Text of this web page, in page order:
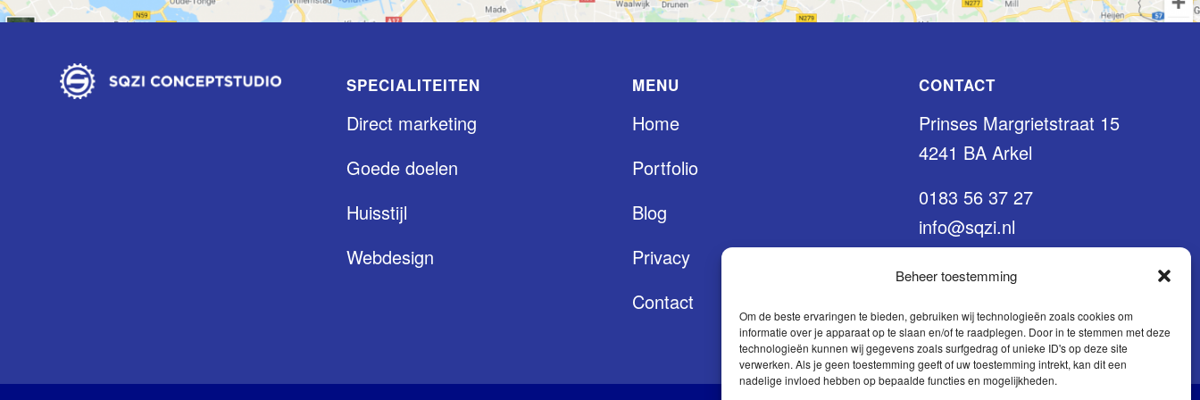
Beheer toestemming
Om de beste ervaringen te bieden, gebruiken wij technologieën zoals cookies om
informatie over je apparaat op te slaan en/of te raadplegen. Door in te stemmen met deze
technologieën kunnen wij gegevens zoals surfgedrag of unieke ID's op deze site
verwerken. Als je geen toestemming geeft of uw toestemming intrekt, kan dit een
nadelige invloed hebben op bepaalde functies en mogelijkheden.
SPECIALITEITEN
Direct marketing
Goede doelen
Huisstijl
Webdesign
MENU
Home
Portfolio
Blog
Privacy
Contact
CONTACT
Prinses Margrietstraat 15
4241 BA Arkel
0183 56 37 27
info@sqzi.nl